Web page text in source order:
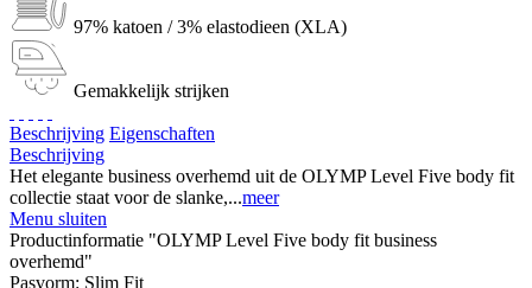
97% katoen / 3% elastodieen (XLA)
Gemakkelijk strijken
Beschrijving Eigenschaften
Beschrijving
Het elegante business overhemd uit de OLYMP Level Five body fit
collectie staat voor de slanke,...meer
Menu sluiten
Productinformatie "OLYMP Level Five body fit business
overhemd"
Pasvorm: Slim Fit